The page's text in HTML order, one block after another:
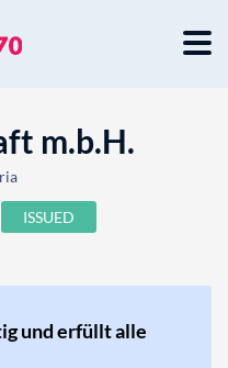
m.b.H.
ISSUED
und erfüllt alle